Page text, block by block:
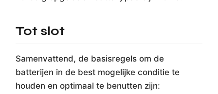
Tot slot
Samenvattend, de basisregels om de
batterijen in de best mogelijke conditie te
houden en optimaal te benutten zijn: